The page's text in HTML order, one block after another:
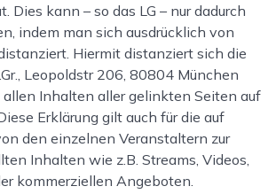
Dies kann – so das LG – nur dadurch
indem man sich ausdrücklich von
Hiermit distanziert sich die
Leopoldstr 206, 80804 München
allen Inhalten aller gelinkten Seiten auf
Erklärung gilt auch für die auf
den einzelnen Veranstaltern zur
Inhalten wie z.B. Streams, Videos,
kommerziellen Angeboten.